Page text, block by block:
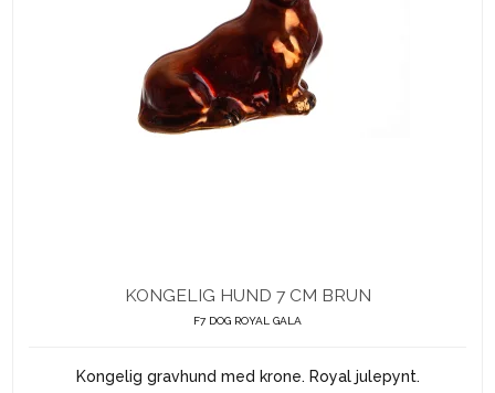
KONGELIG HUND 7 CM BRUN
F7 DOG ROYAL GALA
Kongelig gravhund med krone. Royal julepynt.